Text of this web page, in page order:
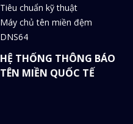
Tiêu chuẩn kỹ thuật
Máy chủ tên miền đệm
DNS64
HỆ THỐNG THÔNG BÁO
TÊN MIỀN QUỐC TẾ